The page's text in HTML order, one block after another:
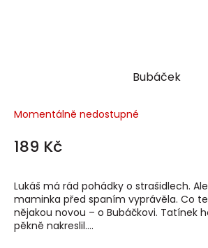
Bubáček
Momentálně nedostupné
189 Kč
Lukáš má rád pohádky o strašidlech.
maminka před spaním vyprávěla. Co
nějakou novou – o Bubáčkovi. Tatínek
pěkně nakreslil....